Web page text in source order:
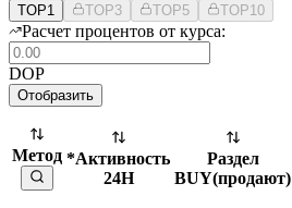
TOP1 TOP3 TOP5 TOP10
Расчет процентов от курса:
DOP
Отобразить
Метод *Активность
24H
Раздел
BUY(продают)